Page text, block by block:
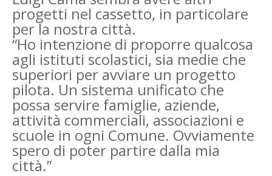
progetti nel cassetto, in particolare
per la nostra città.
“Ho intenzione di proporre qualcosa
agli istituti scolastici, sia medie che
superiori per avviare un progetto
pilota. Un sistema unificato che
possa servire famiglie, aziende,
attività commerciali, associazioni e
scuole in ogni Comune. Ovviamente
spero di poter partire dalla mia
città.”